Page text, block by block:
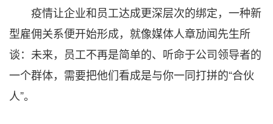
疫情让企业和员工达成更深层次的绑定，一种新
型雇佣关系便开始形成，就像媒体人章劢闻先生所
谈：未来，员工不再是简单的、听命于公司领导者的
一个群体，需要把他们看成是与你一同打拼的“合伙
人”。